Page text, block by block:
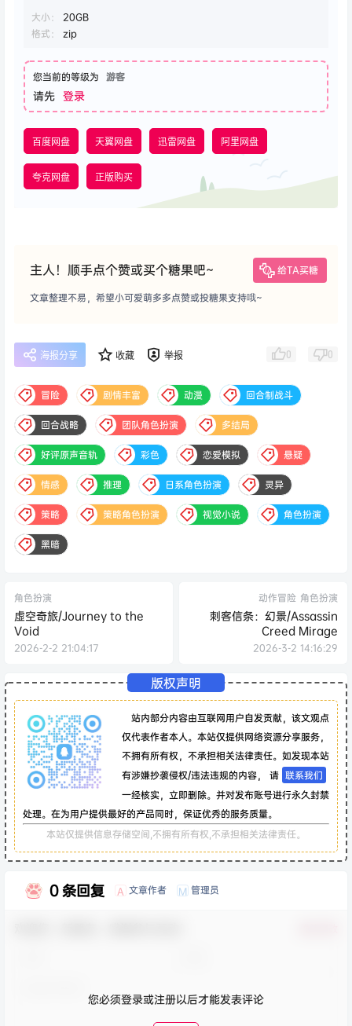
大小：
20GB
格式：
zip
您当前的等级为 游客
请先 登录
百度网盘 天翼网盘 迅雷网盘 阿里网盘
夸克网盘 正版购买
主人！顺手点个赞或买个糖果吧~ 给TA买糖
文章整理不易，希望小可爱萌多多点赞或投糖果支持哦~
海报分享 收藏 举报 0 0
冒险 剧情丰富 动漫 回合制战斗
回合战略 团队角色扮演 多结局
好评原声音轨 彩色 恋爱模拟 悬疑
情感 推理 日系角色扮演 灵异
策略 策略角色扮演 视觉小说 角色扮演
黑暗
角色扮演
虚空奇旅/Journey to the
Void
2026-2-2 21:04:17
动作冒险 角色扮演
刺客信条：幻景/Assassin
Creed Mirage
2026-3-2 14:16:29
版权声明
站内部分内容由互联网用户自发贡献，该文观点
仅代表作者本人。本站仅提供网络资源分享服务，
不拥有所有权，不承担相关法律责任。如发现本站
有涉嫌抄袭侵权/违法违规的内容， 请 联系我们
一经核实，立即删除。并对发布账号进行永久封禁
处理。在为用户提供最好的产品同时，保证优秀的服务质量。
本站仅提供信息存储空间,不拥有所有权,不承担相关法律责任。
0 条回复 A 文章作者 M 管理员
您必须登录或注册以后才能发表评论